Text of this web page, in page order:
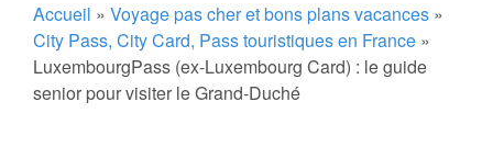
Accueil » Voyage pas cher et bons plans vacances »
City Pass, City Card, Pass touristiques en France »
LuxembourgPass (ex-Luxembourg Card) : le guide
senior pour visiter le Grand-Duché